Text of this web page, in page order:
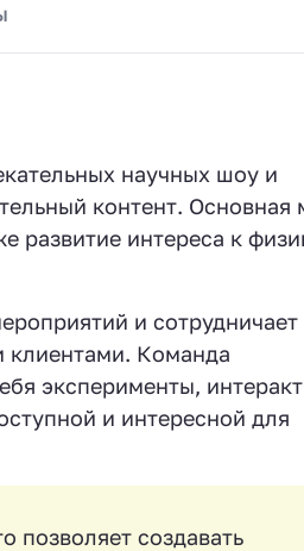
научных шоу и
контент. Основная
развитие интереса к
и сотрудничает
клиентами. Команда
эксперименты,
и интересной для
позволяет создавать